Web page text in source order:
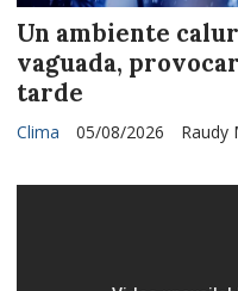
Un ambiente
vaguada,
tarde
Raudy
Clima 05/08/2026